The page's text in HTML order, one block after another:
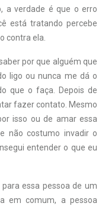
a verdade é que o erro
está tratando percebe
contra ela.
por que alguém que
ligo ou nunca me dá o
que o faça. Depois de
fazer contato. Mesmo
isso ou de amar essa
não costumo invadir o
entender o que eu
essa pessoa de um
em comum, a pessoa